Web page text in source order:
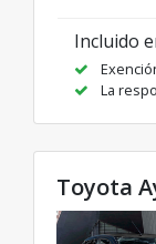
Incluido
La
Toyota